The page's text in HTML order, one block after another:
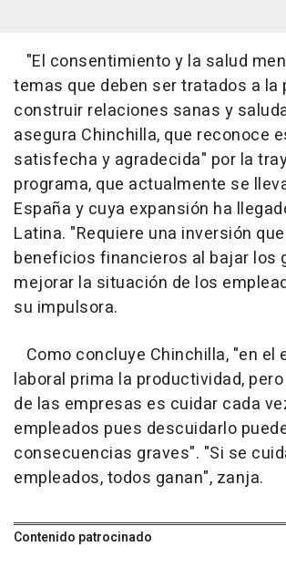
"El consentimiento y la salud
temas que deben ser tratados a la
construir relaciones sanas y
asegura Chinchilla, que reconoce
satisfecha y agradecida" por la
programa, que actualmente se
España y cuya expansión ha
Latina. "Requiere una inversión
beneficios financieros al bajar los
mejorar la situación de los
su impulsora.
Como concluye Chinchilla, "en el
laboral prima la productividad,
de las empresas es cuidar cada
empleados pues descuidarlo
consecuencias graves". "Si se
empleados, todos ganan", zanja.
Contenido patrocinado